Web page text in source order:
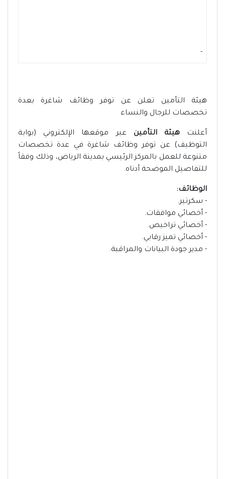
-
هيئة التأمين تعلن عن توفر وظائف شاغرة بعدة
تخصصات للرجال والنساء
أعلنتهيئة التأمين عبر موقعها الإلكتروني (بوابة
التوظيف) عن توفر وظائف شاغرة في عدة تخصصات
متنوعة للعمل بالمركز الرئيسي بمدينة الرياض، وذلك وفقاً
للتفاصيل الموضحة أدناه.
الوظائف:
- سكرتير.
- أخصائي موافقات.
- أخصائي تراخيص.
- أخصائي تميز رقابي.
- مدير جودة البيانات والمراقبة.